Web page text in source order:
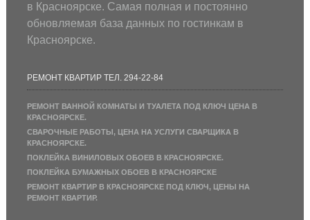
в Красноярске. Самая полная и постоянно
обновляемая база данных по гостинкам в
Красноярске.
РЕМОНТ КВАРТИР ТЕЛ. 294-22-84
РЕМОНТ ВАННОЙ КОМНАТЫ И ТУАЛЕТА ПОД КЛЮЧ ЦЕНА В
КРАСНОЯРСКЕ.
СВАРОЧНЫЕ РАБОТЫ, ЦЕНА НА УСЛУГИ СВАРЩИКА В
КРАСНОЯРСКЕ.
ПОКЛЕЙКА ВИНИЛОВЫХ ОБОЕВ В КРАСНОЯРСКЕ.
ПОКЛЕЙКА БУМАЖНЫХ ОБОЕВ В КРАСНОЯРСКЕ
РЕМОНТ КВАРТИР В КРАСНОЯРСКЕ ПОД КЛЮЧ, ЦЕНЫ НА
РЕМОНТ КВАРТИР.